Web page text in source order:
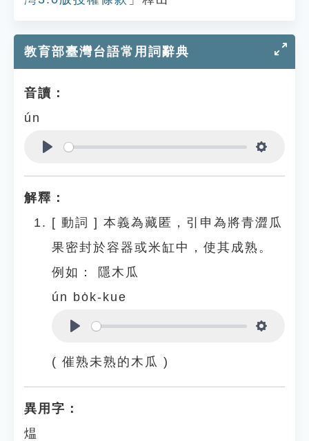
教育部臺灣台語常用詞辭典
音讀：
ún
解釋：
[ 動詞 ] 本義為藏匿，引申為將青澀瓜
果密封於容器或米缸中，使其成熟。
例如：
隱木瓜
ún bo̍k-kue
( 催熟未熟的木瓜 )
異用字：
煴